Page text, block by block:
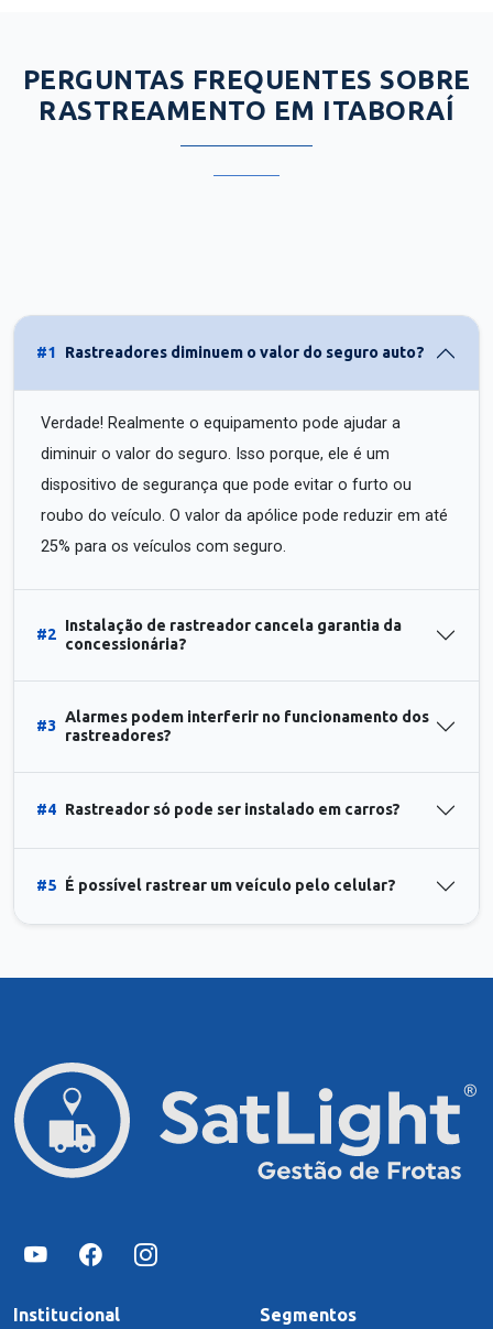
PERGUNTAS FREQUENTES SOBRE
RASTREAMENTO EM ITABORAÍ
#1 Rastreadores diminuem o valor do seguro auto?
Verdade! Realmente o equipamento pode ajudar a
diminuir o valor do seguro. Isso porque, ele é um
dispositivo de segurança que pode evitar o furto ou
roubo do veículo. O valor da apólice pode reduzir em até
25% para os veículos com seguro.
#2
Instalação de rastreador cancela garantia da
concessionária?
#3
Alarmes podem interferir no funcionamento dos
rastreadores?
#4 Rastreador só pode ser instalado em carros?
#5 É possível rastrear um veículo pelo celular?
Institucional Segmentos